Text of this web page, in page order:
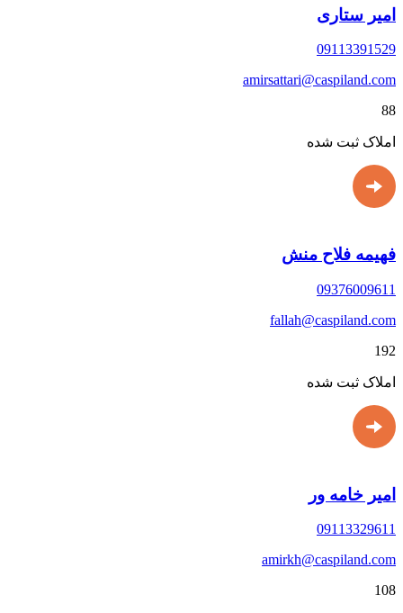
امیر ستاری
09113391529
amirsattari@caspiland.com
88
املاک ثبت شده
فهیمه فلاح منش
09376009611
fallah@caspiland.com
192
املاک ثبت شده
امیر خامه ور
09113329611
amirkh@caspiland.com
108